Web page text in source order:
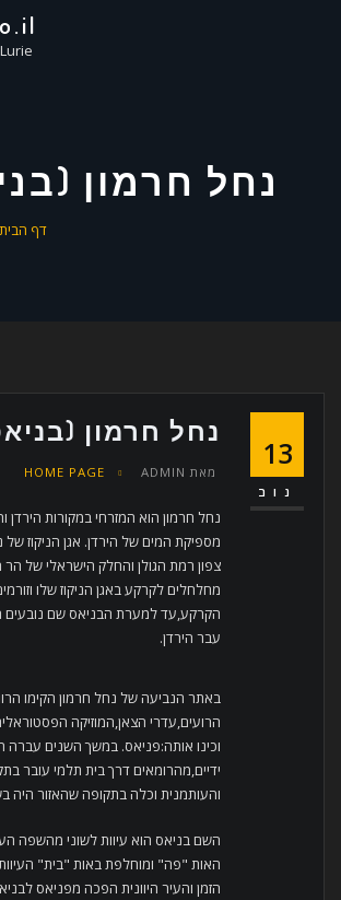
נחל חרמון
דף הבית
13
נוב
נחל חרמון
מאת ADMIN
HOME PAGE
נחל חרמון הוא המזרחי במקורות הירדן
מספיקת המים של הירדן. אגן הניקוז
צפון רמת הגולן והחלק הישראלי של הר
מחלחלים לקרקע באגן הניקוז שלו
הקרקע,עד למערת הבניאס שם נובעים
עבר הירדן.
באתר הנביעה של נחל חרמון הקימו
הרועים,עדרי הצאן,המוזיקה
וכינו אותה:פניאס. במשך השנים עברה
ידיים,מהרומאים דרך בית תלמי עובר
והעותמנית וכלה בתקופה שהאזור היה
השם בניאס הוא עיוות לשוני מהשפה
האות "פה" ומוחלפת באות "בית"
הזמן והעיר היוונית הפכה מפניאס